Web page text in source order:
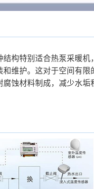
构特别适合热泵采暖机
维护。这对于空间有限
蚀材料制成，减少水垢